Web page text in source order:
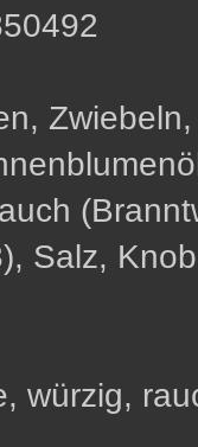
Salz,
würzig,